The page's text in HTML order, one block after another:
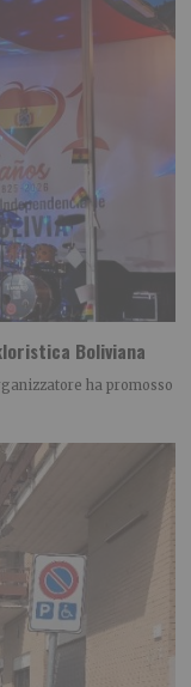
Boliviana
ha promosso